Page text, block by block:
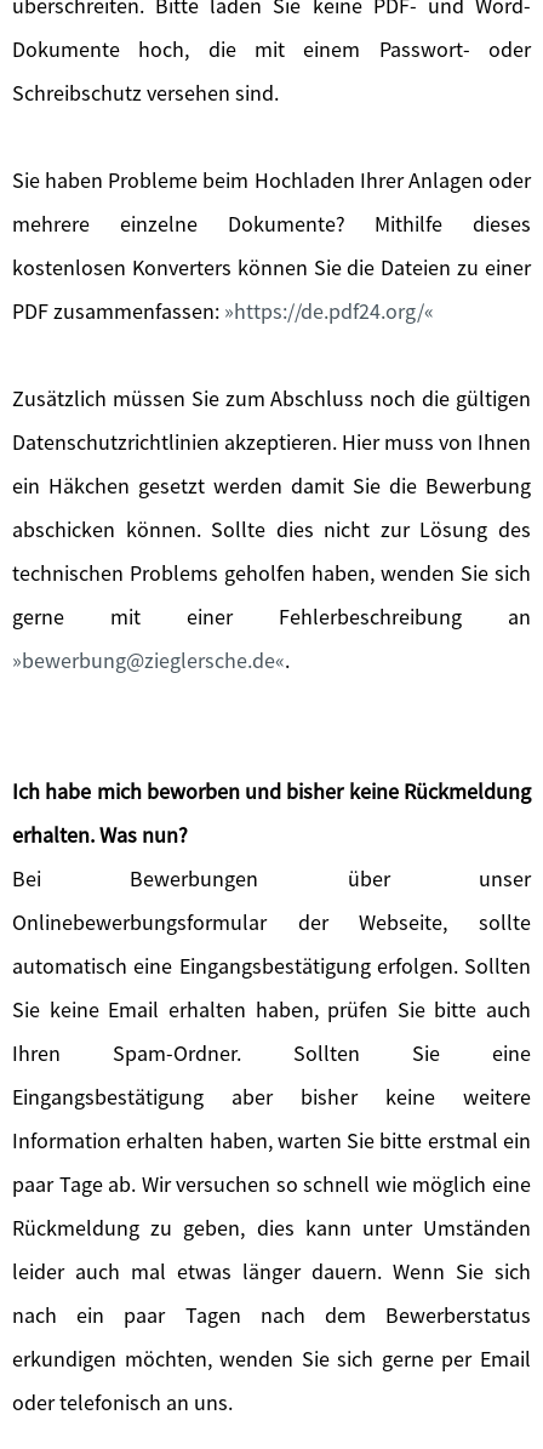
Dokumente hoch, die mit einem Passwort- oder
Schreibschutz versehen sind.
Sie haben Probleme beim Hochladen Ihrer Anlagen oder
mehrere einzelne Dokumente? Mithilfe dieses
kostenlosen Konverters können Sie die Dateien zu einer
PDF zusammenfassen: https://de.pdf24.org/
Zusätzlich müssen Sie zum Abschluss noch die gültigen
Datenschutzrichtlinien akzeptieren. Hier muss von Ihnen
ein Häkchen gesetzt werden damit Sie die Bewerbung
abschicken können. Sollte dies nicht zur Lösung des
technischen Problems geholfen haben, wenden Sie sich
gerne mit einer Fehlerbeschreibung an
bewerbung@zieglersche.de .
Ich habe mich beworben und bisher keine Rückmeldung
erhalten. Was nun?
Bei Bewerbungen über unser
Onlinebewerbungsformular der Webseite, sollte
automatisch eine Eingangsbestätigung erfolgen. Sollten
Sie keine Email erhalten haben, prüfen Sie bitte auch
Ihren Spam-Ordner. Sollten Sie eine
Eingangsbestätigung aber bisher keine weitere
Information erhalten haben, warten Sie bitte erstmal ein
paar Tage ab. Wir versuchen so schnell wie möglich eine
Rückmeldung zu geben, dies kann unter Umständen
leider auch mal etwas länger dauern. Wenn Sie sich
nach ein paar Tagen nach dem Bewerberstatus
erkundigen möchten, wenden Sie sich gerne per Email
oder telefonisch an uns.